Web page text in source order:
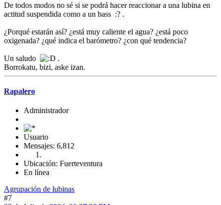
De todos modos no sé si se podrá hacer reaccionar a una lubina en
actitud suspendida como a un bass :? .
¿Porqué estarán así? ¿está muy caliente el agua? ¿está poco
oxigenada? ¿qué indica el barómetro? ¿con qué tendencia?
Un saludo
.
Borrokatu, bizi, aske izan.
Rapalero
Administrador
Usuario
Mensajes: 6,812
Ubicación: Fuerteventura
En línea
Agrupación de lubinas
#7